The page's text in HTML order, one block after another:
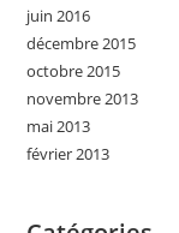
juin 2016
décembre 2015
octobre 2015
novembre 2013
mai 2013
février 2013